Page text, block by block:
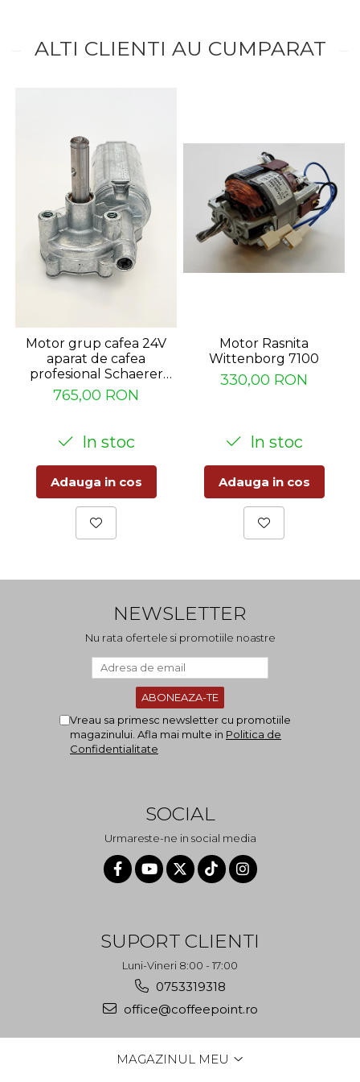
ALTI CLIENTI AU CUMPARAT
Motor grup cafea 24V
aparat de cafea
profesional Schaerer
WMF
765,00 RON
In stoc
Adauga in cos
Motor Rasnita
Wittenborg 7100
330,00 RON
In stoc
Adauga in cos
NEWSLETTER
Nu rata ofertele si promotiile noastre
Vreau sa primesc newsletter cu promotiile
magazinului. Afla mai multe in Politica de
Confidentialitate
SOCIAL
Urmareste-ne in social media
SUPORT CLIENTI
Luni-Vineri 8:00 - 17:00
0753319318
office@coffeepoint.ro
MAGAZINUL MEU